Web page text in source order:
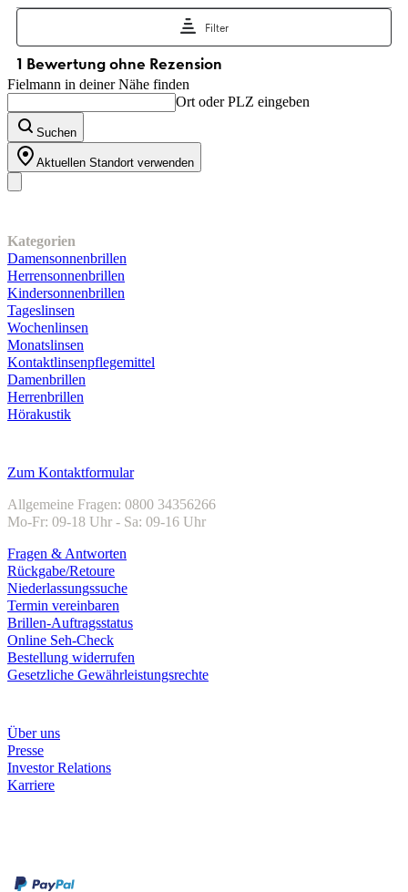
Fielmann in deiner Nähe finden
Ort oder PLZ eingeben
Suchen
Aktuellen Standort verwenden
Kategorien
Damensonnenbrillen
Herrensonnenbrillen
Kindersonnenbrillen
Tageslinsen
Wochenlinsen
Monatslinsen
Kontaktlinsenpflegemittel
Damenbrillen
Herrenbrillen
Hörakustik
Zum Kontaktformular
Allgemeine Fragen: 0800 34356266
Mo-Fr: 09-18 Uhr - Sa: 09-16 Uhr
Fragen & Antworten
Rückgabe/Retoure
Niederlassungssuche
Termin vereinbaren
Brillen-Auftragsstatus
Online Seh-Check
Bestellung widerrufen
Gesetzliche Gewährleistungsrechte
Über uns
Presse
Investor Relations
Karriere